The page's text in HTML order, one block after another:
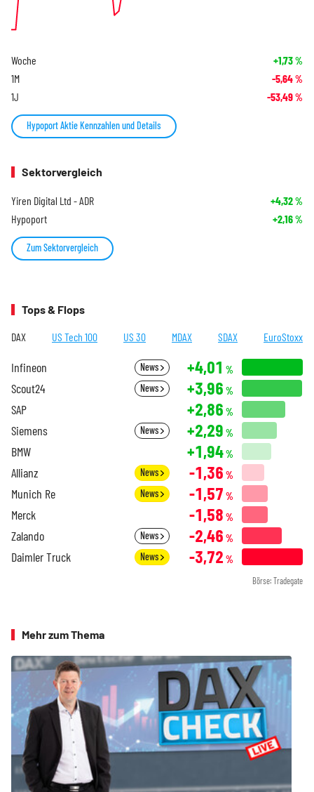
Woche +1,73%
1M -5,64%
1J -53,49%
Hypoport Aktie Kennzahlen und Details
Sektorvergleich
Yiren Digital Ltd - ADR +4,32%
Hypoport +2,16%
Zum Sektorvergleich
Tops & Flops
DAX US Tech 100 US 30 MDAX SDAX EuroStoxx
Infineon News +4,01 %
Scout24 News +3,96 %
SAP +2,86 %
Siemens News +2,29 %
BMW +1,94%
Allianz News -1,36 %
Munich Re News -1,57 %
Merck -1,58 %
Zalando News -2,46 %
Daimler Truck News -3,72 %
Börse: Tradegate
Mehr zum Thema